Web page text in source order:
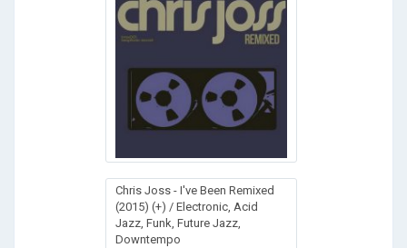
Chris Joss - I've Been Remixed
(2015) (+) / Electronic, Acid
Jazz, Funk, Future Jazz,
Downtempo